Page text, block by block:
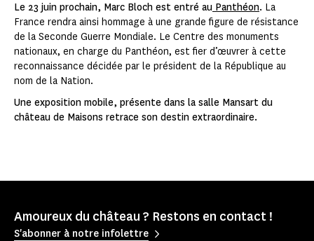
Le 23 juin prochain, Marc Bloch est entré au Panthéon. La
France rendra ainsi hommage à une grande figure de résistance
de la Seconde Guerre Mondiale. Le Centre des monuments
nationaux, en charge du Panthéon, est fier d’œuvrer à cette
reconnaissance décidée par le président de la République au
nom de la Nation.
Une exposition mobile, présente dans la salle Mansart du
château de Maisons retrace son destin extraordinaire.
Amoureux du château ? Restons en contact !
S'abonner à notre infolettre